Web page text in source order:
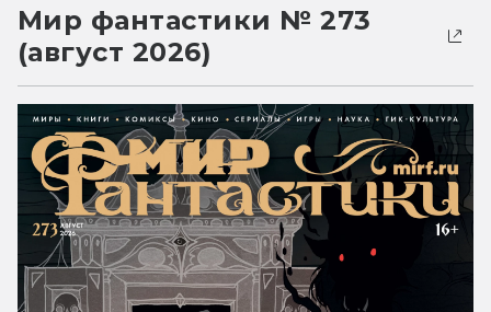
Мир фантастики № 273
(август 2026)